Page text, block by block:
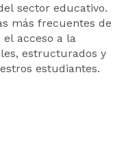
sector educativo.
más frecuentes de
acceso a la
estructurados y
estudiantes.